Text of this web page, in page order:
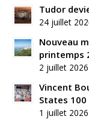
Tudor
24 juillet
Nouveau
printemps
2 juillet
Vincent
States 100
1 juillet